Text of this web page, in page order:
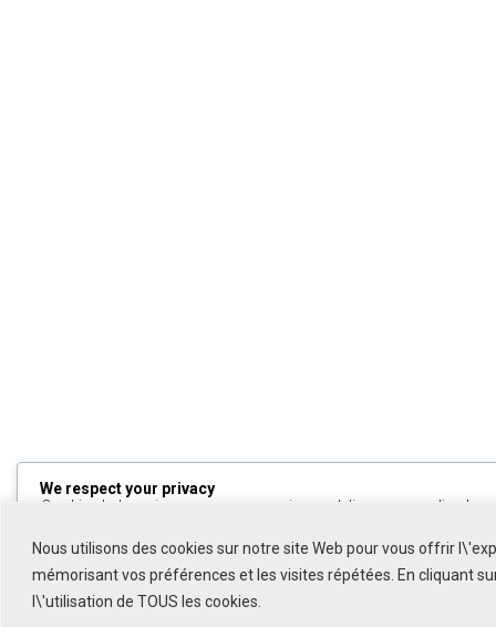
Nous utilisons des cookies sur notre site Web pour vous offrir
mémorisant vos préférences et les visites répétées. En cliquant
l\'utilisation de TOUS les cookies.
We respect your privacy
Cookies help us improve your experience, deliver personalized
Allto decline non-essential cookies.